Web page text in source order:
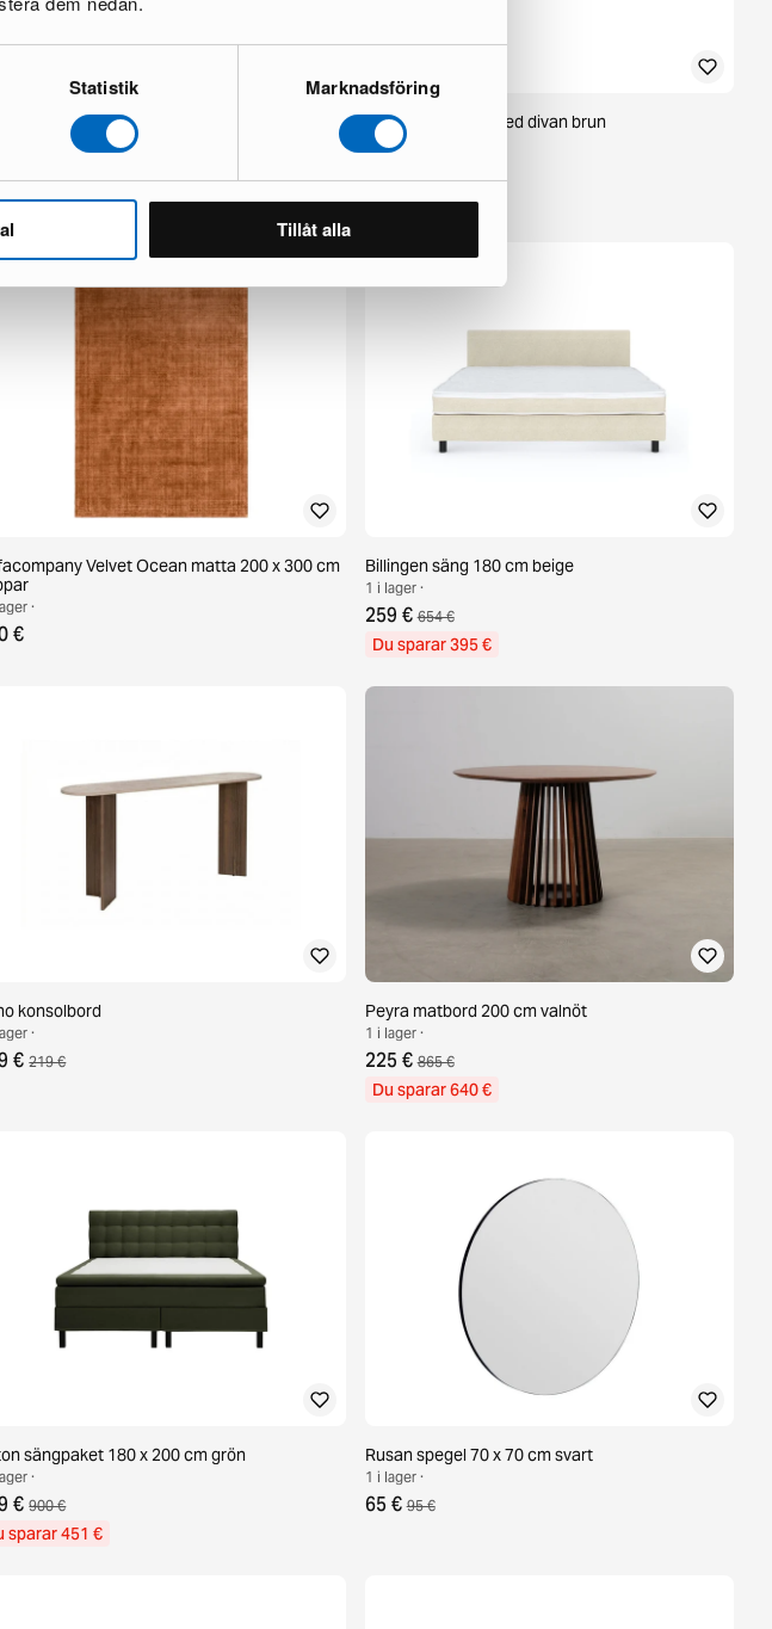
Statistik Marknadsföring
Tillåt alla
ryamatta 160 x 230 cm rosa Elise 4-sits soffa med divan brun
1 i lager ·
Du sparar 481 €
Velvet Ocean matta 200 x 300 cm
·
€
Billingen säng 180 cm beige
1 i lager ·
259 € 654 €
Du sparar 395 €
konsolbord
·
€ 219 €
Peyra matbord 200 cm valnöt
1 i lager ·
225 € 865 €
Du sparar 640 €
sängpaket 180 x 200 cm grön
·
€ 900 €
sparar 451 €
Rusan spegel 70 x 70 cm svart
1 i lager ·
65 € 95 €